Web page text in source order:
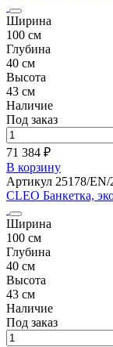
Ширина
100 см
Глубина
40 см
Высота
43 см
Наличие
Под заказ
71 384 ₽
В корзину
Артикул 25178/EN/
CLEO Банкетка,
Ширина
100 см
Глубина
40 см
Высота
43 см
Наличие
Под заказ